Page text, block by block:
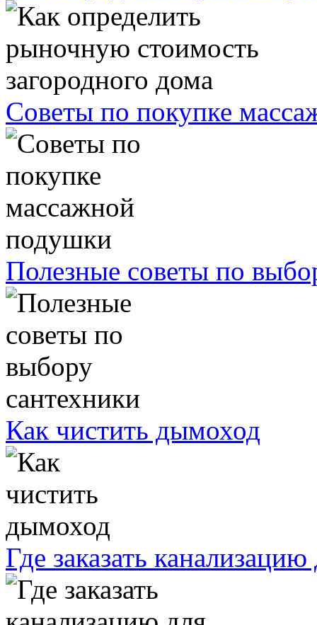
Советы по покупке
Полезные советы по
Как чистить дымоход
Где заказать